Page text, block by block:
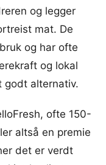
og legger
mat. De
og har ofte
og lokal
godt alternativ.
ofte 150-
altså en premie
det er verdt